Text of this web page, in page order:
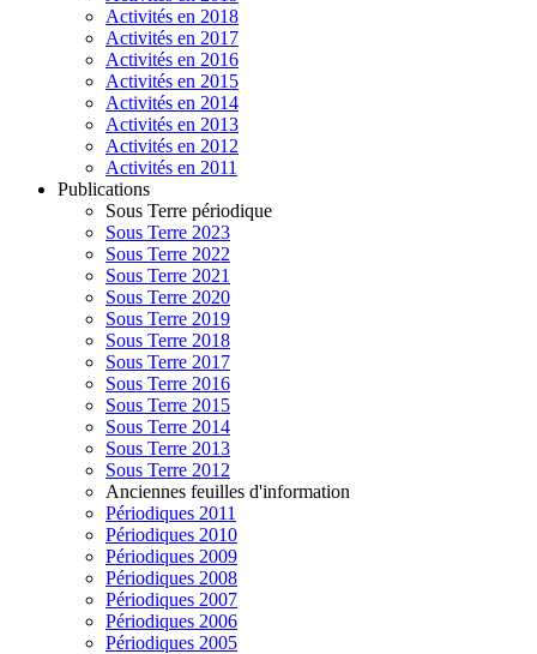
Activités en 2018
Activités en 2017
Activités en 2016
Activités en 2015
Activités en 2014
Activités en 2013
Activités en 2012
Activités en 2011
Publications
Sous Terre périodique
Sous Terre 2023
Sous Terre 2022
Sous Terre 2021
Sous Terre 2020
Sous Terre 2019
Sous Terre 2018
Sous Terre 2017
Sous Terre 2016
Sous Terre 2015
Sous Terre 2014
Sous Terre 2013
Sous Terre 2012
Anciennes feuilles d'information
Périodiques 2011
Périodiques 2010
Périodiques 2009
Périodiques 2008
Périodiques 2007
Périodiques 2006
Périodiques 2005